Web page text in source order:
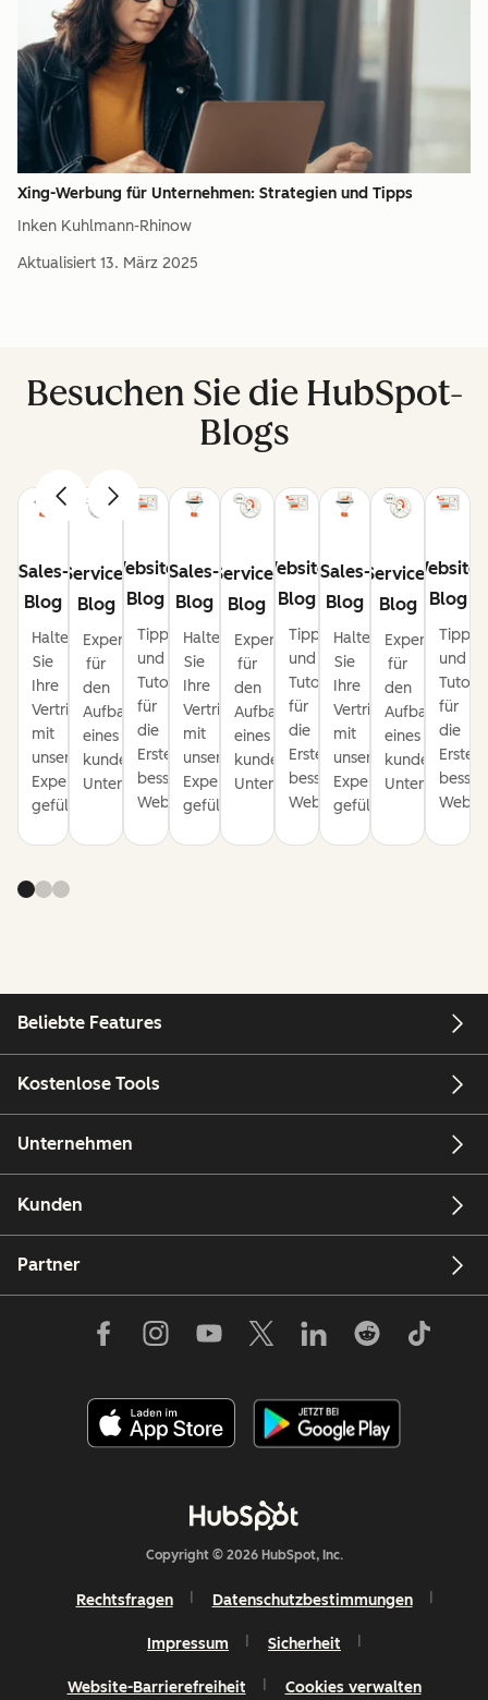
Xing-Werbung für Unternehmen: Strategien und Tipps
Inken Kuhlmann-Rhinow
Aktualisiert 13. März 2025
Besuchen Sie die HubSpot-
Blogs
Sales-
Blog
Halten
Sie
Ihre
Vertriebspipeline
mit
unseren
Expertentipps
gefüllt.
Service-
Blog
Expertentipps
für
den
Aufbau
eines
kundenorientierten
Unternehmens.
Website-
Blog
Tipps
und
Tutorials
für
die
Erstellung
besserer
Websites.
Sales-
Blog
Halten
Sie
Ihre
Vertriebspipeline
mit
unseren
Expertentipps
gefüllt.
Service-
Blog
Expertentipps
für
den
Aufbau
eines
kundenorientierten
Unternehmens.
Website-
Blog
Tipps
und
Tutorials
für
die
Erstellung
besserer
Websites.
Sales-
Blog
Halten
Sie
Ihre
Vertriebspipeline
mit
unseren
Expertentipps
gefüllt.
Service-
Blog
Expertentipps
für
den
Aufbau
eines
Website-
Blog
Tipps
und
für
die
Beliebte Features
Kostenlose Tools
Unternehmen
Kunden
Partner
Copyright © 2026 HubSpot, Inc.
Rechtsfragen Datenschutzbestimmungen
Impressum Sicherheit
Website-Barrierefreiheit Cookies verwalten